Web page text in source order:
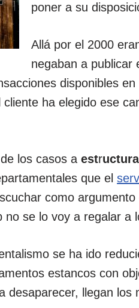
poner a su
Allá por el 2000
negaban a publicar
disponibles
ha elegido ese
los casos aestr
que el
como
se lo voy a regalar a
se ha ido
estancos con
desaparecer, llegan los